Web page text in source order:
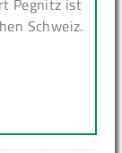
Pegnitz ist
Schweiz.